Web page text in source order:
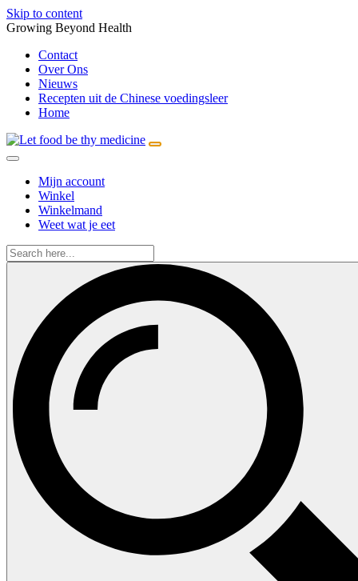
Skip to content
Growing Beyond Health
Contact
Over Ons
Nieuws
Recepten uit de Chinese voedingsleer
Home
Mijn account
Winkel
Winkelmand
Weet wat je eet